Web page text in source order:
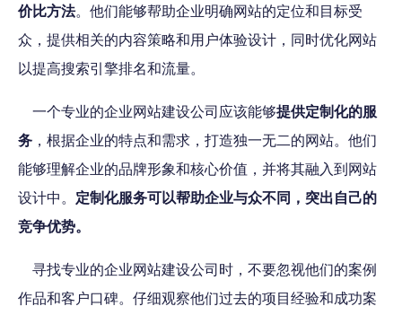
价比方法。他们能够帮助企业明确网站的定位和目标受
众，提供相关的内容策略和用户体验设计，同时优化网站
以提高搜索引擎排名和流量。
一个专业的企业网站建设公司应该能够提供定制化的服
务 ，根据企业的特点和需求，打造独一无二的网站。他们
能够理解企业的品牌形象和核心价值，并将其融入到网站
设计中。 定制化服务可以帮助企业与众不同，突出自己的
竞争优势。
寻找专业的企业网站建设公司时，不要忽视他们的案例
作品和客户口碑。仔细观察他们过去的项目经验和成功案